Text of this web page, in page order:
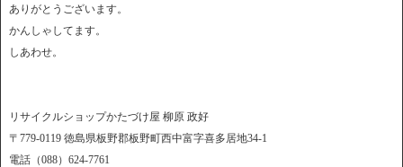
ありがとうございます。
かんしゃしてます。
しあわせ。
リサイクルショップかたづけ屋 柳原 政好
〒779-0119 徳島県板野郡板野町西中富字喜多居地34-1
電話（088）624-7761